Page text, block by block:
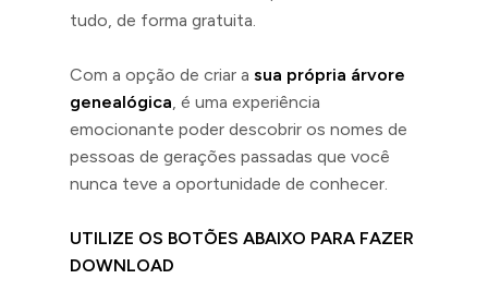
tudo, de forma gratuita.
Com a opção de criar a sua própria árvore
genealógica, é uma experiência
emocionante poder descobrir os nomes de
pessoas de gerações passadas que você
nunca teve a oportunidade de conhecer.
UTILIZE OS BOTÕES ABAIXO PARA FAZER
DOWNLOAD